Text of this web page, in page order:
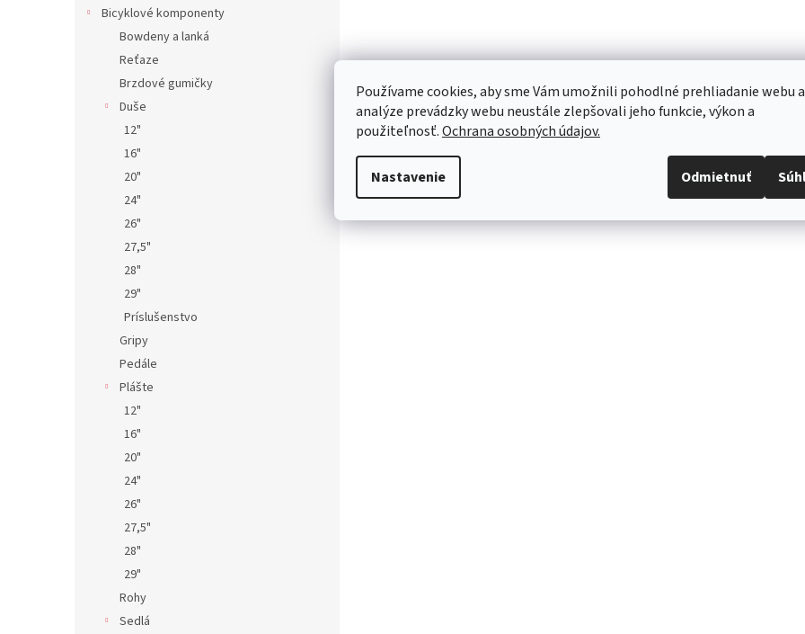
Používame cookies, aby sme Vám umožnili pohodlné prehliadanie webu
analýze prevádzky webu neustále zlepšovali jeho funkcie, výkon a
použiteľnosť.Ochrana osobných údajov.
Nastavenie Odmietnuť
Bicyklové komponenty
Bowdeny a lanká
Reťaze
Brzdové gumičky
Duše
12"
16"
20"
24"
26"
27,5"
28"
29"
Príslušenstvo
Gripy
Pedále
Plášte
12"
16"
20"
24"
26"
27,5"
28"
29"
Rohy
Sedlá